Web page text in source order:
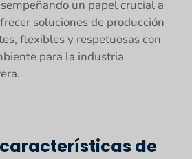
un papel crucial a
soluciones de producción
flexibles y respetuosas con
para la industria
de